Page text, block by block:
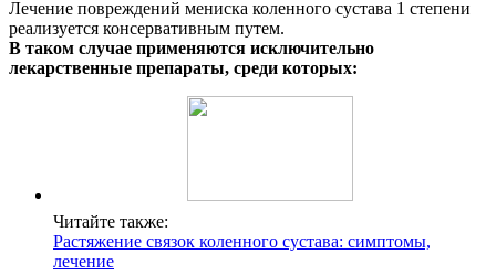
Лечение повреждений мениска коленного сустава 1 степени
реализуется консервативным путем.
В таком случае применяются исключительно
лекарственные препараты, среди которых:
Читайте также:
Растяжение связок коленного сустава: симптомы,
лечение